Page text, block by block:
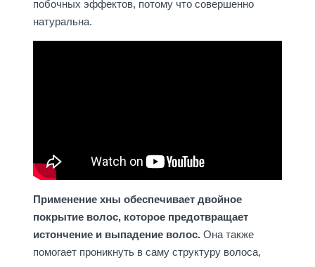
побочных эффектов, потому что совершенно
натуральна.
Применение хны обеспечивает двойное
покрытие волос, которое предотвращает
истончение и выпадение волос.Она также
помогает проникнуть в саму структуру волоса,